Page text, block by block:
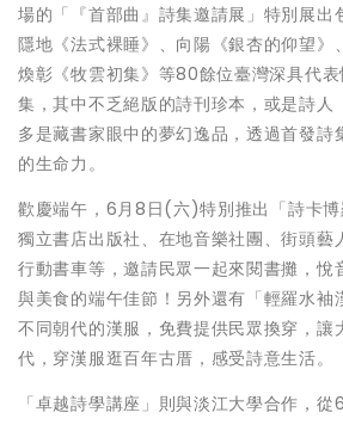
場的「『首部曲』詩集邀請展」特別展出
隱地《法式裸睡》、向陽《銀杏的仰望》
煥彰《牧雲初集》等80餘位臺灣深具代
集，其中不乏絕版的詩刊珍本，或是詩人
多是藏書家眼中的夢幻逸品，透過首發詩
的生命力。
歡慶端午，6月8日(六)特別推出「詩卡
獨立書店出版社、在地音樂社團、街頭藝
行動書車等，邀請民眾一起來閱書攤，悅
與美食的端午佳節！另外還有「輕羅水袖
不同朝代的漢服，免費提供民眾換穿，讓
代，穿漢服逛百年古厝，感受詩意生活。
「卓越詩學講座」則與淡江大學合作，從